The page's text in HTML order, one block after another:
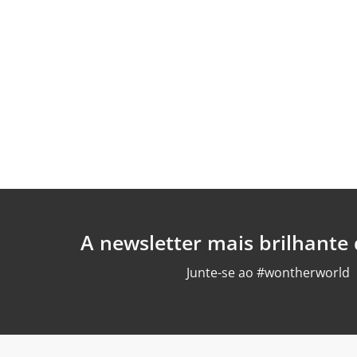
A newsletter mais brilhante
Junte-se ao #wontherworld